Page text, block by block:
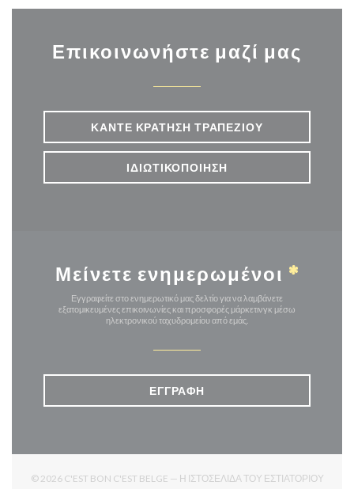
Επικοινωνήστε μαζί μας
ΚΆΝΤΕ ΚΡΆΤΗΣΗ ΤΡΑΠΕΖΙΟΎ
ΙΔΙΩΤΙΚΟΠΟΊΗΣΗ
Μείνετε ενημερωμένοι *
Εγγραφείτε στο ενημερωτικό μας δελτίο για να λαμβάνετε
εξατομικευμένες επικοινωνίες και προσφορές μάρκετινγκ μέσω
ηλεκτρονικού ταχυδρομείου από εμάς.
ΕΓΓΡΑΦΉ
© 2026 C'EST BON C'EST BELGE — Η ΙΣΤΟΣΕΛΊΔΑ ΤΟΥ ΕΣΤΙΑΤΟΡΊΟΥ